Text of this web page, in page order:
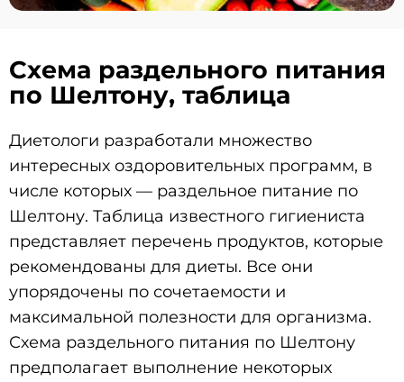
Схема раздельного питания
по Шелтону, таблица
Диетологи разработали множество
интересных оздоровительных программ, в
числе которых — раздельное питание по
Шелтону. Таблица известного гигиениста
представляет перечень продуктов, которые
рекомендованы для диеты. Все они
упорядочены по сочетаемости и
максимальной полезности для организма.
Схема раздельного питания по Шелтону
предполагает выполнение некоторых